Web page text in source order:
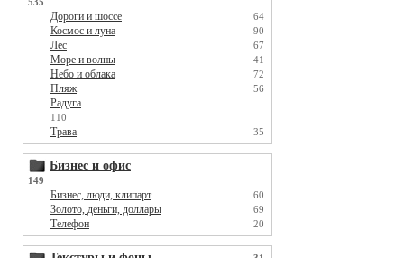
Дороги и шоссе 64
Космос и луна 90
Лес 67
Море и волны 41
Небо и облака 72
Пляж 56
Радуга
110
Трава 35
Бизнес и офис
149
Бизнес, люди, клипарт 60
Золото, деньги, доллары 69
Телефон 20